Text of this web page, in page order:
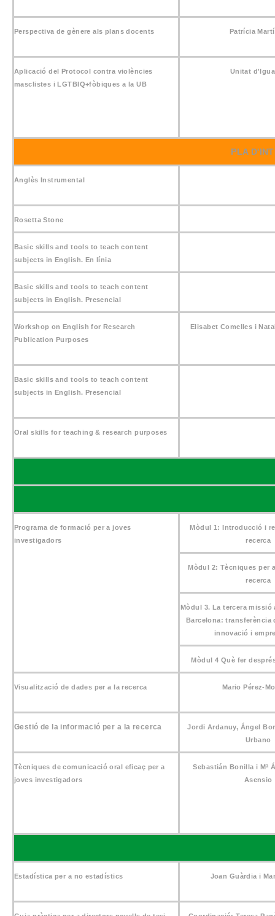
Perspectiva de gènere als plans docents Patrícia
Aplicació del Protocol contra violències
masclistes i LGTBIQ+fòbiques a la UB
Unitat
PLA
Anglès Instrumental
Rosetta Stone
Basic skills and tools to teach content
subjects in English. En línia
Basic skills and tools to teach content
subjects in English. Presencial
Workshop on English for Research
Publication Purposes
Elisabet Comelles i
Basic skills and tools to teach content
subjects in English. Presencial
Oral skills for teaching & research purposes
Programa de formació per a joves
investigadors
Mòdul 1: Introducció i
recerca
Mòdul 2: Tècniques per
recerca
Mòdul 3. La tercera missió
Barcelona: transferència
innovació i
Mòdul 4 Què fer
Visualització de dades per a la recerca Mario Pérez-
Gestió de la informació per a la recerca
Jordi Ardanuy, Ángel
Urbano
Tècniques de comunicació oral eficaç per a
joves investigadors
Sebastián Bonilla i Mª
Asensio
Estadística per a no estadístics Joan Guàrdia i